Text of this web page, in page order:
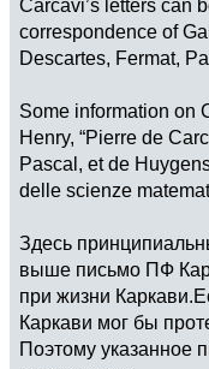
Carcavi’s letters can
correspondence of
Descartes, Fermat,
Some information on
Henry, “Pierre de
Pascal, et de
delle scienze
Здесь
выше письмо ПФ
при жизни
Каркави мог бы
Поэтому указанное